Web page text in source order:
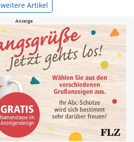
weitere Artikel